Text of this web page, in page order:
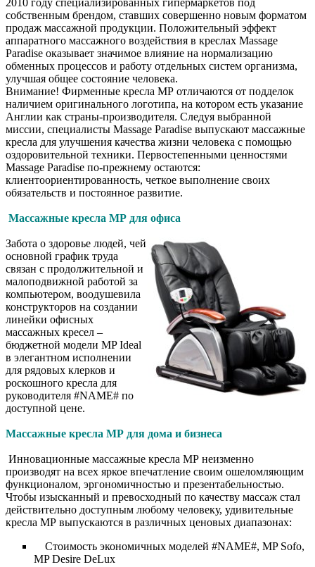
2010 году специализированных гипермаркетов под
собственным брендом, ставших совершенно новым форматом
продаж массажной продукции. Положительный эффект
аппаратного массажного воздействия в креслах Massage
Paradise оказывает значимое влияние на нормализацию
обменных процессов и работу отдельных систем организма,
улучшая общее состояние человека.
Внимание! Фирменные кресла МР отличаются от подделок
наличием оригинального логотипа, на котором есть указание
Англии как страны-производителя. Следуя выбранной
миссии, специалисты Massage Paradise выпускают массажные
кресла для улучшения качества жизни человека с помощью
оздоровительной техники. Первостепенными ценностями
Massage Paradise по-прежнему остаются:
клиентоориентированность, четкое выполнение своих
обязательств и постоянное развитие.
Массажные кресла МР для офиса
Забота о здоровье людей, чей
основной график труда
связан с продолжительной и
малоподвижной работой за
компьютером, воодушевила
конструкторов на создании
линейки офисных
массажных кресел –
бюджетной модели MP Ideal
в элегантном исполнении
для рядовых клерков и
роскошного кресла для
руководителя #NAME# по
доступной цене.
Массажные кресла МР для дома и бизнеса
Инновационные массажные кресла МР неизменно
производят на всех яркое впечатление своим ошеломляющим
функционалом, эргономичностью и презентабельностью.
Чтобы изысканный и превосходный по качеству массаж стал
действительно доступным любому человеку, удивительные
кресла МР выпускаются в различных ценовых диапазонах:
Стоимость экономичных моделей #NAME#, MP Sofo,
MP Desire DeLux